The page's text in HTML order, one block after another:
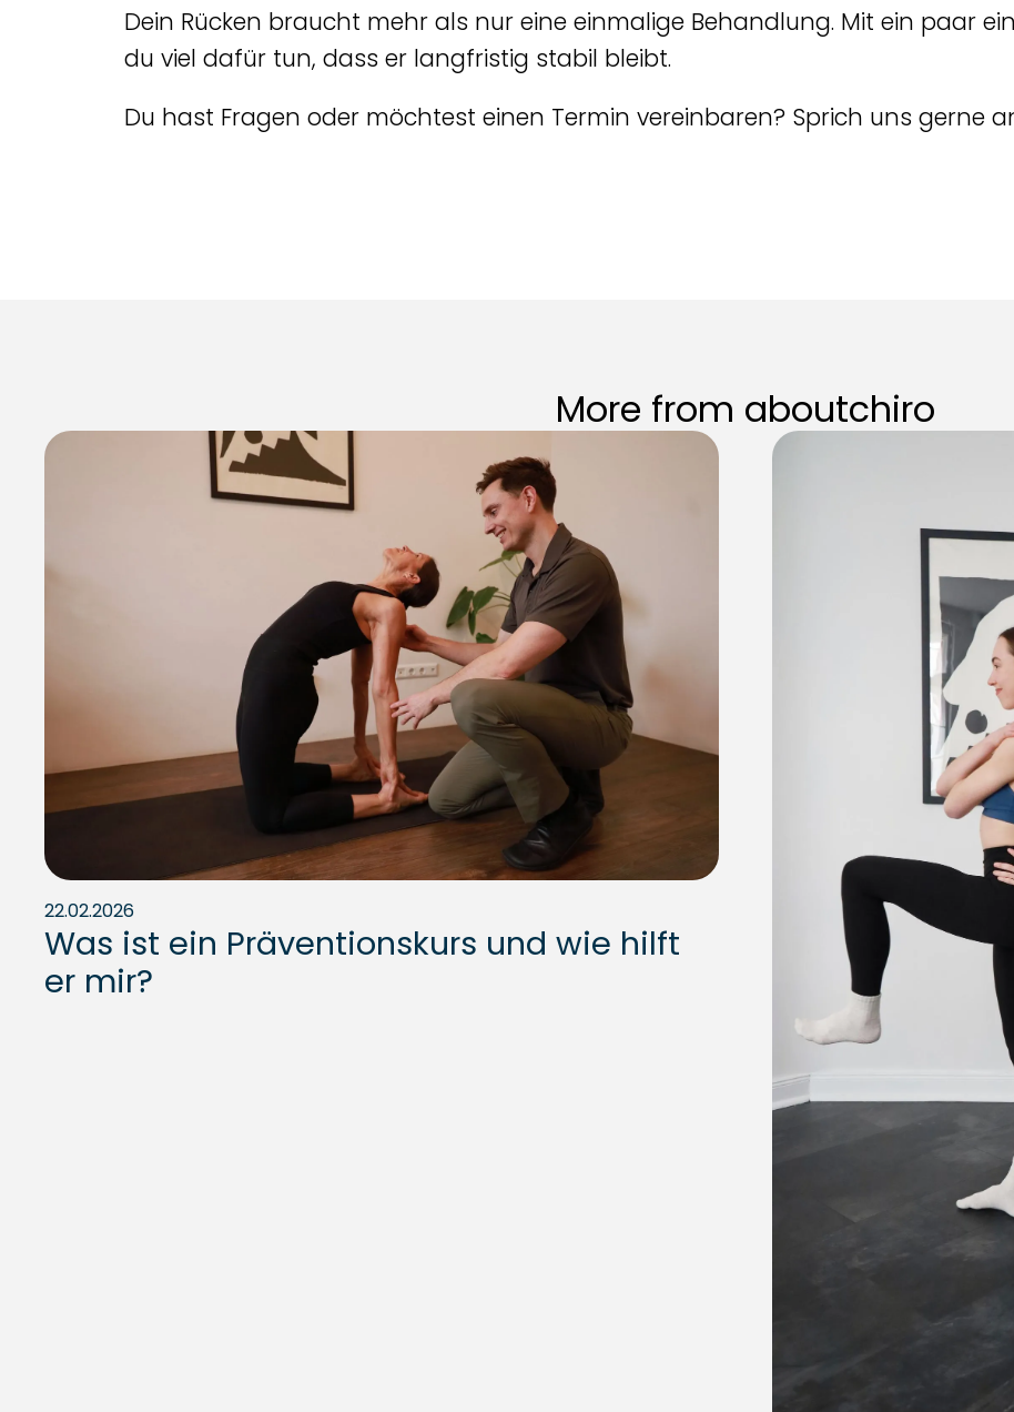
Dein Rücken braucht mehr als nur eine einmalige Behandlung. Mit ein paar
du viel dafür tun, dass er langfristig stabil bleibt.
Du hast Fragen oder möchtest einen Termin vereinbaren? Sprich uns gerne
More from aboutchiro
22.02.2026
Was ist ein Präventionskurs und wie hilft
er mir?